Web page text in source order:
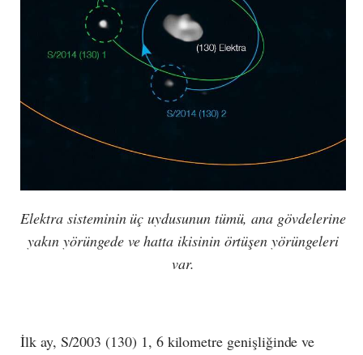
Elektra sisteminin üç uydusunun tümü, ana gövdelerine
yakın yörüngede ve hatta ikisinin örtüşen yörüngeleri
var.
İlk ay, S/2003 (130) 1, 6 kilometre genişliğinde ve